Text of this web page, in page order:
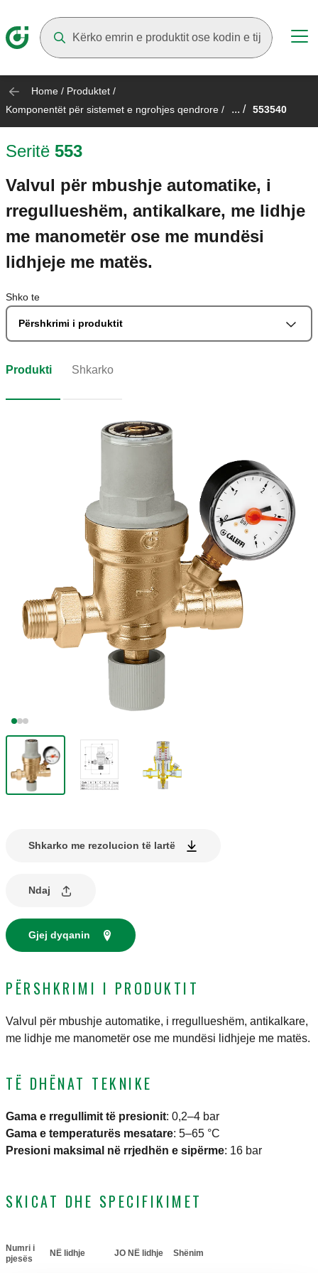
Home / Produktet /
Komponentët për sistemet e ngrohjes qendrore / ... / 553540
Seritë 553
Valvul për mbushje automatike, i
rregullueshëm, antikalkare, me lidhje
me manometër ose me mundësi
lidhjeje me matës.
Shko te
Përshkrimi i produktit
Produkti Shkarko
Shkarko me rezolucion të lartë
Ndaj
Gjej dyqanin
PËRSHKRIMI I PRODUKTIT
Valvul për mbushje automatike, i rregullueshëm, antikalkare,
me lidhje me manometër ose me mundësi lidhjeje me matës.
TË DHËNAT TEKNIKE
Gama e rregullimit të presionit: 0,2–4 bar
Gama e temperaturës mesatare: 5–65 °C
Presioni maksimal në rrjedhën e sipërme: 16 bar
SKICAT DHE SPECIFIKIMET
Numri i
pjesës
NË lidhje JO NË lidhje Shënim